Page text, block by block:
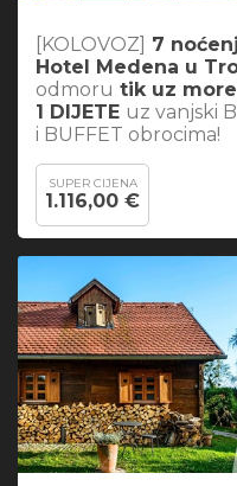
[KOLOVOZ] 7
Hotel Medena u
odmoru tik uz
1 DIJETE uz vanjski
i BUFFET obrocima!
SUPER CIJENA
1.116,00 €